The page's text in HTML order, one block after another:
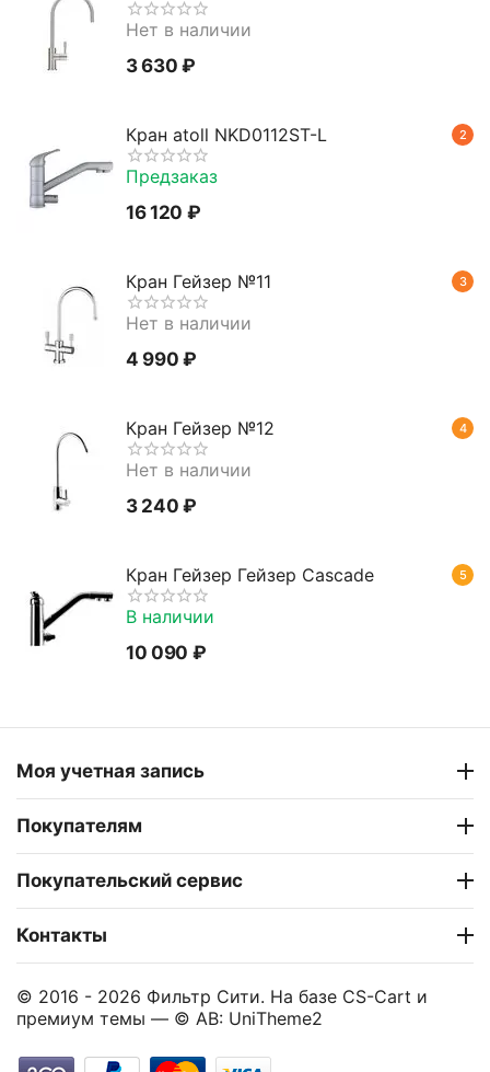
Нет в наличии
3 630 ₽
2
Кран atoll NKD0112ST-L
Предзаказ
16 120 ₽
3
Кран Гейзер №11
Нет в наличии
4 990 ₽
4
Кран Гейзер №12
Нет в наличии
3 240 ₽
5
Кран Гейзер Гейзер Cascade
В наличии
10 090 ₽
Моя учетная запись
Покупателям
Покупательский сервис
Контакты
© 2016 - 2026 Фильтр Сити. На базе CS-Cart и
премиум темы — © AB: UniTheme2